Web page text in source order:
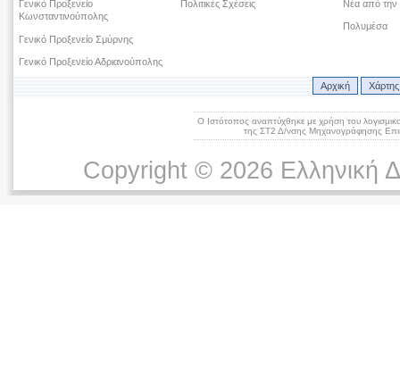
Γενικό Προξενείο
Κωνσταντινούπολης
Γενικό Προξενείο Σμύρνης
Γενικό Προξενείο Αδριανούπολης
Πολιτικές Σχέσεις Νέα από την
Πολυμέσα
Αρχική
Ο Ιστότοπος αναπτύχθηκε με χρήση του
της ΣΤ2 Δ/νσης Μηχανογράφησης
Copyright © 2026 Ελληνική